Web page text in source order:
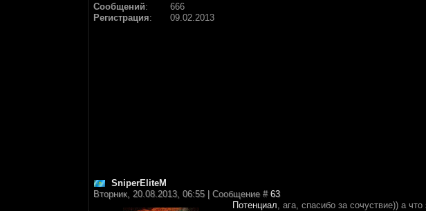
Сообщений:
666
Регистрация: 09.02.2013
SniperEliteM
Вторник, 20.08.2013, 06:55 | Сообщение # 63
Потенциал, ага, спасибо за сочуствие)) а